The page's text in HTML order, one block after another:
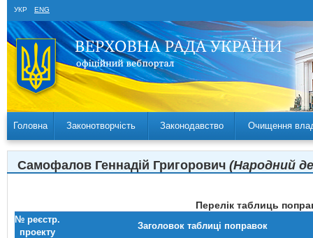
УКР ENG
Головна Законотворчість Законодавство Очищення
Самофалов Геннадій Григорович (Народний
Перелік таблиць
№ реєстр.
проекту
Заголовок таблиці поправок